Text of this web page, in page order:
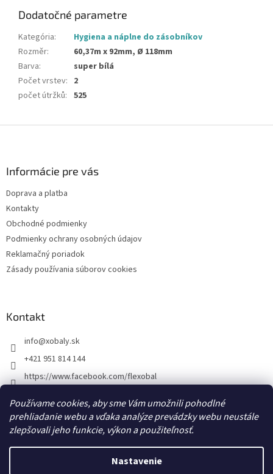
Používame cookies, aby sme Vám umožnili pohodlné
prehliadanie webu a vďaka analýze prevádzky webu neustále
zlepšovali jeho funkcie, výkon a použiteľnosť.
Nastavenie
Dodatočné parametre
Kategória:
Hygiena a náplne do zásobníkov
Rozměr:
60,37m x 92mm, Ø 118mm
Barva:
super bílá
Počet vrstev: 2
počet útržků: 525
Informácie pre vás
Doprava a platba
Kontakty
Obchodné podmienky
Podmienky ochrany osobných údajov
Reklamačný poriadok
Zásady používania súborov cookies
Kontakt
info@xobaly.sk
+421 951 814 144
https://www.facebook.com/flexobal
Vytvoril Shoptet